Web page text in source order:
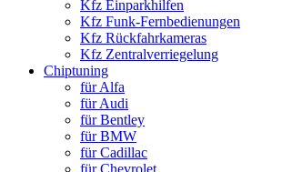
Kfz Einparkhilfen
Kfz Funk-Fernbedienungen
Kfz Rückfahrkameras
Kfz Zentralverriegelung
Chiptuning
für Alfa
für Audi
für Bentley
für BMW
für Cadillac
für Chevrolet